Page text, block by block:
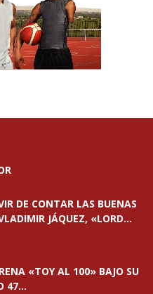
DE CONTAR LAS BUENAS
JÁQUEZ, «LORD...
«TOY AL 100» BAJO SU
47...